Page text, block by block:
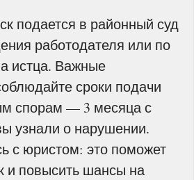
подается в районный суд
работодателя или по
истца. Важные
сроки подачи
спорам — 3 месяца с
узнали о нарушении.
с юристом: это поможет
и повысить шансы на